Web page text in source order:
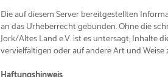
Die auf diesem Server bereitgestellten
an das Urheberrecht gebunden. Ohne die
Jork/Altes Land e.V. ist es untersagt, Inhalte
vervielfältigen oder auf andere Art und Weise